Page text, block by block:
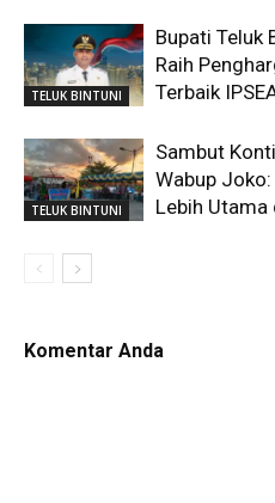
TELUK BINTUNI
Bupati Teluk
Raih
Terbaik
TELUK BINTUNI
Sambut
Wabup
Lebih Utama
Komentar Anda